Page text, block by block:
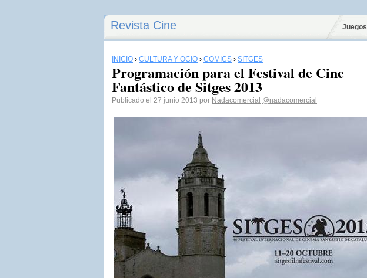
Revista Cine Juegos
INICIO › CULTURA Y OCIO › CÓMICS › SITGES
Programación para el Festival de Cine
Fantástico de Sitges 2013
Publicado el 27 junio 2013 por Nadacomercial @nadacomercial